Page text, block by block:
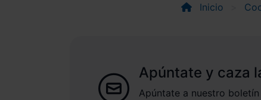
Inicio
Apúntate y caza
Apúntate a nuestro